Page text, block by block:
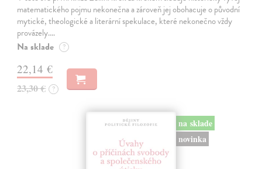
matematického pojmu nekonečna a zároveň jej obohacuje o původní
mytické, theologické a literární spekulace, které nekonečno vždy
provázely.…
Na sklade ?
22,14 €
23,30 € ?
na sklade
novinka